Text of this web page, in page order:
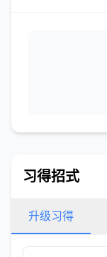
习得招式
升级习得